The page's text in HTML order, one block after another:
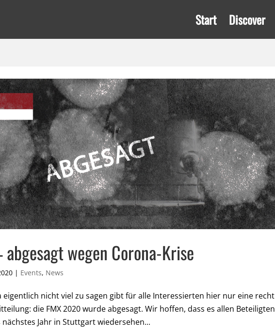
Start Discover
wegen Corona-Krise
| Events, News
eigentlich nicht viel zu sagen gibt für alle Interessierten hier nur eine recht
die FMX 2020 wurde abgesagt. Wir hoffen, dass es allen Beteiligten
Jahr in Stuttgart wiedersehen...